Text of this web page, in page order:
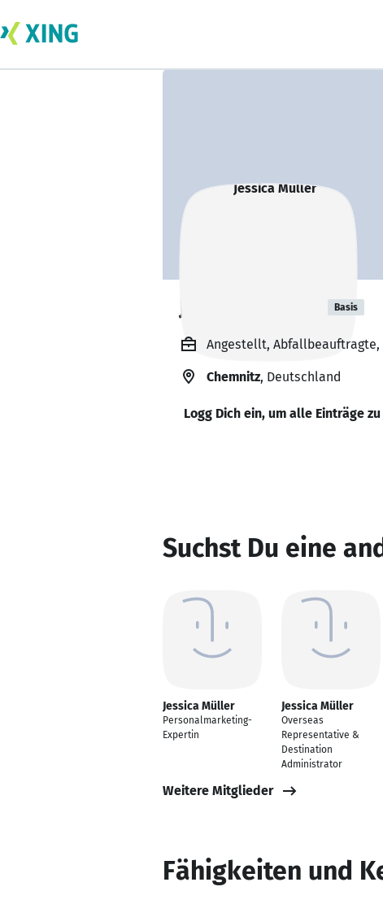
Jessica Müller Basis
Angestellt, Abfallbeauftragte,
Chemnitz, Deutschland
Logg Dich ein, um alle Einträge
Suchst Du eine
Jessica Müller
Personalmarketing-
Expertin
Jessica Müller
Overseas
Representative &
Destination
Administrator
Weitere Mitglieder
Fähigkeiten und